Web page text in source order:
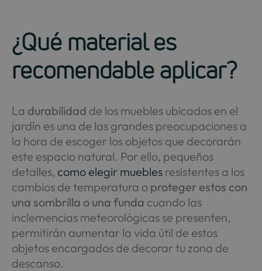
¿Qué material es
recomendable aplicar?
La durabilidad de los muebles ubicados en el
jardín es una de las grandes preocupaciones a
la hora de escoger los objetos que decorarán
este espacio natural. Por ello, pequeños
detalles, como elegir mueblesresistentes a los
cambios de temperatura o proteger estos con
una sombrilla o una funda cuando las
inclemencias meteorológicas se presenten,
permitirán aumentar la vida útil de estos
objetos encargados de decorar tu zona de
descanso.